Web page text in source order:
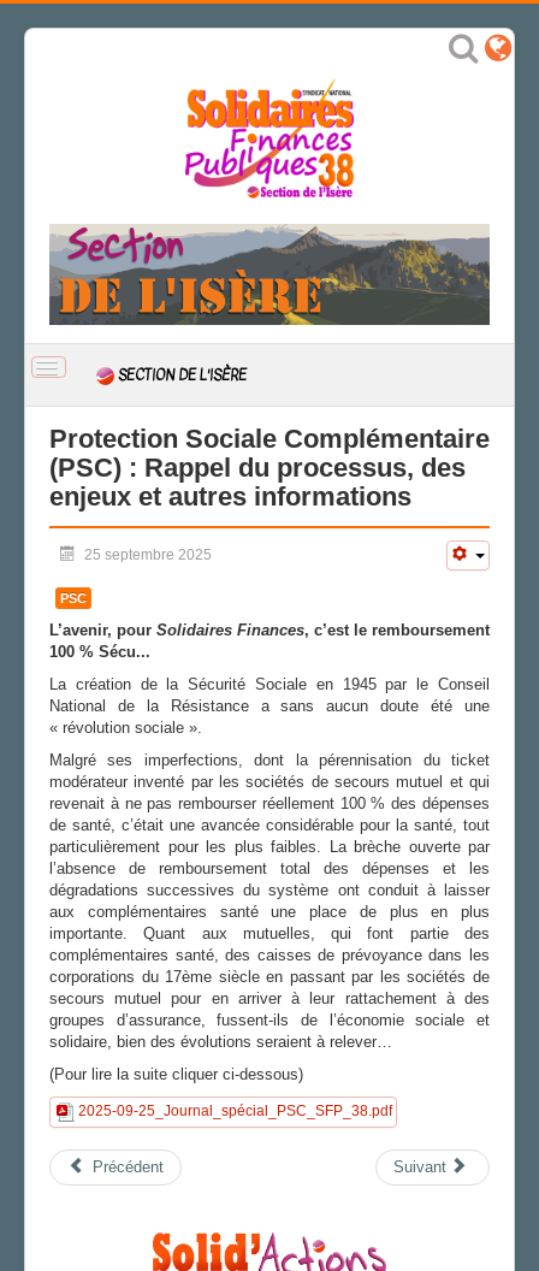
BASCULER
NAVIGATION
SECTION DE L'ISÈRE
ACTUALITÉ
CSAL
CAP/Recours
FS SSCT
Action sociale
Archives
LE CHARMANT SON
LA SECTION
Vos correspondants
Vos élus
AGENDA
ADHÉRER
Protection Sociale Complémentaire
(PSC) : Rappel du processus, des
enjeux et autres informations
25 septembre 2025
PSC
L’avenir, pour Solidaires Finances, c’est le remboursement
100 % Sécu...
La création de la Sécurité Sociale en 1945 par le Conseil
National de la Résistance a sans aucun doute été une
« révolution sociale ».
Malgré ses imperfections, dont la pérennisation du ticket
modérateur inventé par les sociétés de secours mutuel et qui
revenait à ne pas rembourser réellement 100 % des dépenses
de santé, c’était une avancée considérable pour la santé, tout
particulièrement pour les plus faibles. La brèche ouverte par
l’absence de remboursement total des dépenses et les
dégradations successives du système ont conduit à laisser
aux complémentaires santé une place de plus en plus
importante. Quant aux mutuelles, qui font partie des
complémentaires santé, des caisses de prévoyance dans les
corporations du 17ème siècle en passant par les sociétés de
secours mutuel pour en arriver à leur rattachement à des
groupes d’assurance, fussent-ils de l’économie sociale et
solidaire, bien des évolutions seraient à relever…
(Pour lire la suite cliquer ci-dessous)
2025-09-25_Journal_spécial_PSC_SFP_38.pdf
Précédent Suivant